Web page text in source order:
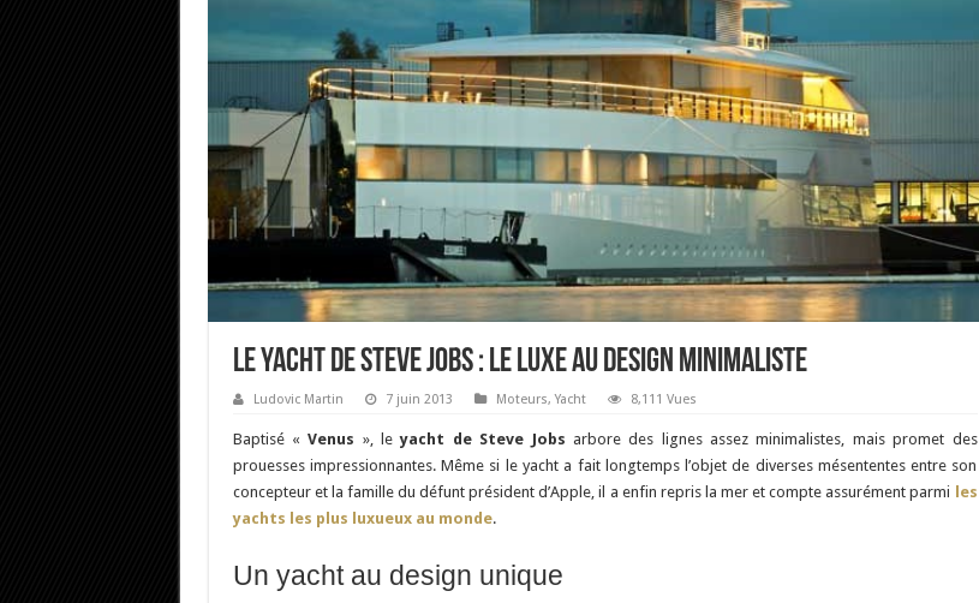
Le yacht de Steve Jobs : le luxe au design minimaliste
Ludovic Martin 7 juin 2013 Moteurs,Yacht 8,111 Vues
Baptisé «Venus », leyacht de Steve Jobs arbore des lignes assez minimalistes, mais promet des
prouesses impressionnantes. Même si le yacht a fait longtemps l’objet de diverses mésententes entre son
concepteur et la famille du défunt président d’Apple, il a enfin repris la mer et compte assurément parmi
les
yachts les plus luxueux au monde.
Un yacht au design unique